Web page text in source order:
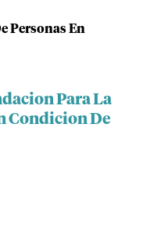
Personas En
Para La
Condicion De